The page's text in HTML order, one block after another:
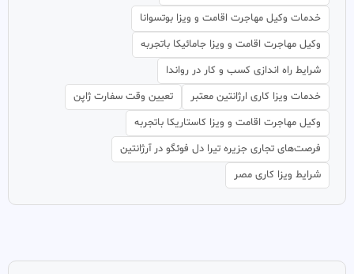
خدمات وکیل مهاجرت اقامت و ویزا بوتسوانا
وکیل مهاجرت اقامت و ویزا جامائیکا باتجربه
شرایط راه اندازی کسب و کار در رواندا
خدمات ویزا کاری ارژانتین معتبر
تعیین وقت سفارت ژاپن
وکیل مهاجرت اقامت و ویزا کاستاریکا باتجربه
فرصت‌های تجاری جزیره تیرا دل فوئگو در آرژانتین
شرایط ویزا کاری مصر